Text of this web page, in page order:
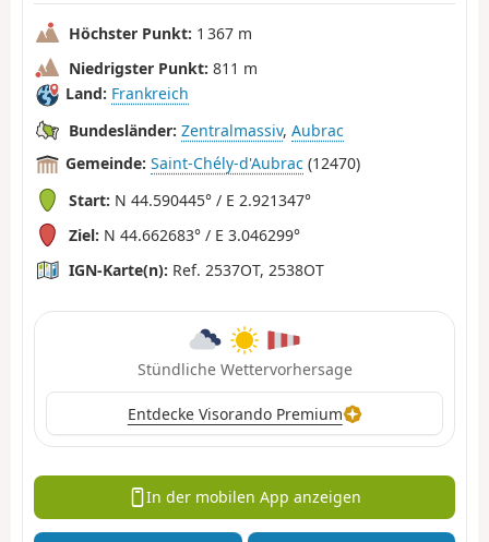
Höchster Punkt: 1 367 m
Niedrigster Punkt: 811 m
Land: Frankreich
Bundesländer: Zentralmassiv, Aubrac
Gemeinde: Saint-Chély-d'Aubrac (12470)
Start: N 44.590445° / E 2.921347°
Ziel: N 44.662683° / E 3.046299°
IGN-Karte(n): Ref. 2537OT, 2538OT
Stündliche Wettervorhersage
Entdecke Visorando Premium
In der mobilen App anzeigen